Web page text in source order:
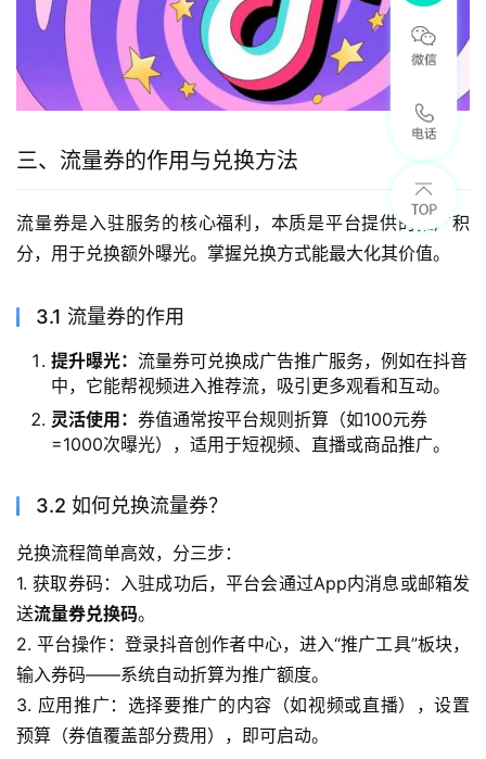
三、流量券的作用与兑换方法
流量券是入驻服务的核心福利，本质是平台提供的推广积
分，用于兑换额外曝光。掌握兑换方式能最大化其价值。
3.1 流量券的作用
提升曝光： 流量券可兑换成广告推广服务，例如在抖音
中，它能帮视频进入推荐流，吸引更多观看和互动。
灵活使用： 券值通常按平台规则折算（如100元券
=1000次曝光），适用于短视频、直播或商品推广。
3.2 如何兑换流量券？
兑换流程简单高效，分三步：
1. 获取券码：入驻成功后，平台会通过App内消息或邮箱发
送流量券兑换码。
2. 平台操作：登录抖音创作者中心，进入“推广工具”板块，
输入券码——系统自动折算为推广额度。
3. 应用推广：选择要推广的内容（如视频或直播），设置
预算（券值覆盖部分费用），即可启动。